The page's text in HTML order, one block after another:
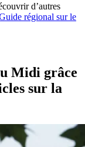
d’autres
régional sur le
Midi grâce
sur la